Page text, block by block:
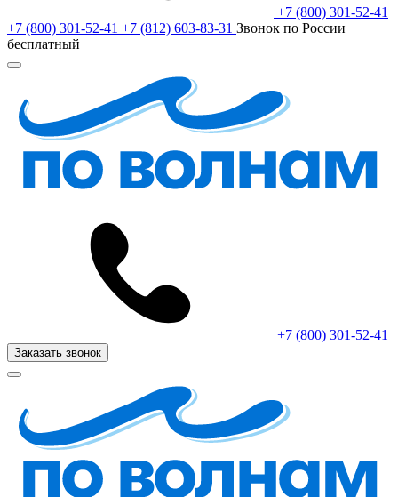
+7 (800) 301-52-41
+7 (800) 301-52-41 +7 (812) 603-83-31 Звонок по России
бесплатный
+7 (800) 301-52-41
Заказать звонок